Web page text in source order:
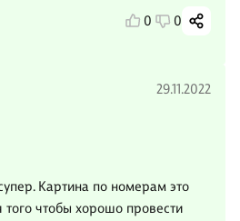
0 0
29.11.2022
Картина по номерам это
чтобы хорошо провести